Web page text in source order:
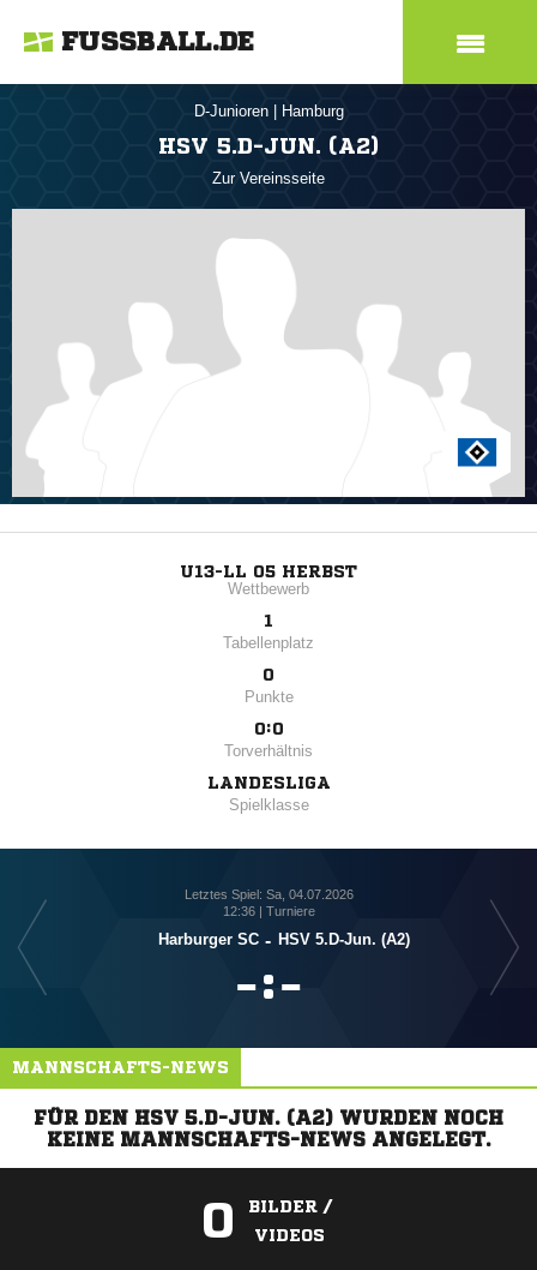
FUSSBALL.DE
D-Junioren Hamburg
HSV 5.D-JUN. (A2)
Zur Vereinsseite
U13-LL 05 HERBST
Wettbewerb
1
Tabellenplatz
0
Punkte
0:0
Torverhältnis
LANDESLIGA
Spielklasse
Letztes Spiel: Sa, 04.07.2026
12:36 | Turniere
Harburger SC - HSV 5.D-Jun. (A2)
:
MANNSCHAFTS-NEWS
FÜR DEN HSV 5.D-JUN. (A2) WURDEN NOCH
KEINE MANNSCHAFTS-NEWS ANGELEGT.
0
BILDER /
VIDEOS